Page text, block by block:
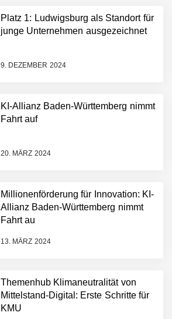
Platz 1: Ludwigsburg als Standort für
junge Unternehmen ausgezeichnet
9. DEZEMBER 2024
KI-Allianz Baden-Württemberg nimmt
Fahrt auf
20. MÄRZ 2024
Millionenförderung für Innovation: KI-
Allianz Baden-Württemberg nimmt
Fahrt au
13. MÄRZ 2024
Themenhub Klimaneutralität von
Mittelstand-Digital: Erste Schritte für
KMU
NEURA Robotics gibt
Dollar bekannt, um den
Plattform zu beschleunigen
NEURA Robotics und
Amazon Web Services
starten strategische
AI breit auszurollen
Humanoider Roboter bringt
Hightech ins Stadion
Simulationsdienstleistung in